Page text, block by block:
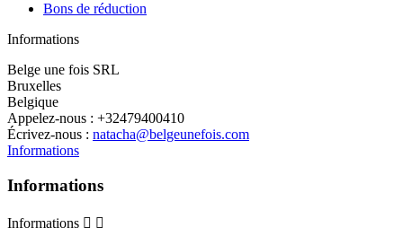
Bons de réduction
Informations
Belge une fois SRL
Bruxelles
Belgique
Appelez-nous : +32479400410
Écrivez-nous : natacha@belgeunefois.com
Informations
Informations
Informations  